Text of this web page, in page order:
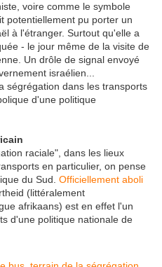
voire comme le symbole
potentiellement pu porter un
à l'étranger. Surtout qu'elle a
- le jour même de la visite de
Un drôle de signal envoyé
israélien...
ségrégation dans les transports
d'une politique
raciale", dans les lieux
en particulier, on pense
du Sud. Officiellement aboli
(littéralement
afrikaans) est en effet l'un
d'une politique nationale de